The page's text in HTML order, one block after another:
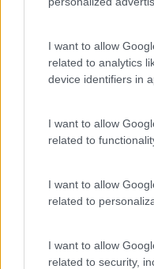
I want to allow
related to analytics
device identifiers in
I want to allow
related to
I want to allow
related to
I want to allow
related to security,
PORTO RH MEETING
Recursos Humanos
Sem Categoria
Team Building
Vendas E
Recentes